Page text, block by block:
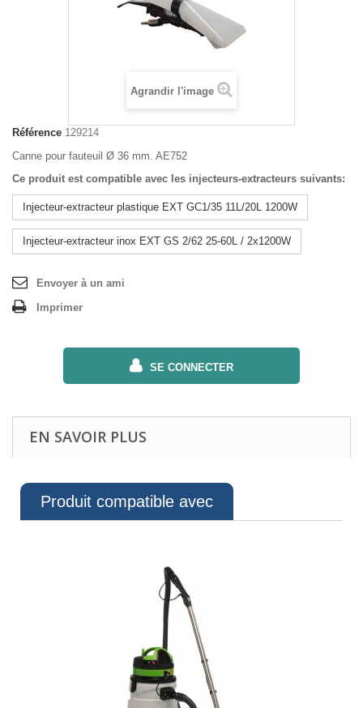
Agrandir l'image
Référence 129214
Canne pour fauteuil Ø 36 mm. AE752
Ce produit est compatible avec les injecteurs-extracteurs suivants:
Injecteur-extracteur plastique EXT GC1/35 11L/20L 1200W
Injecteur-extracteur inox EXT GS 2/62 25-60L / 2x1200W
Envoyer à un ami
Imprimer
SE CONNECTER
EN SAVOIR PLUS
Produit compatible avec